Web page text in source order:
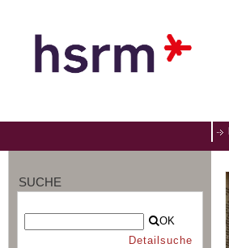
SUCHE
OK
Detailsuche